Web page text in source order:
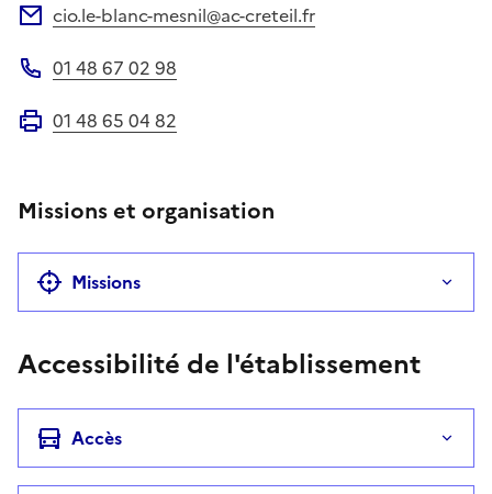
cio.le-blanc-mesnil@ac-creteil.fr
01 48 67 02 98
01 48 65 04 82
Missions et organisation
Missions
Accessibilité de l'établissement
Accès